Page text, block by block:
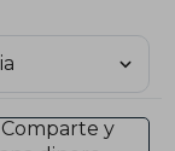
Comparte y